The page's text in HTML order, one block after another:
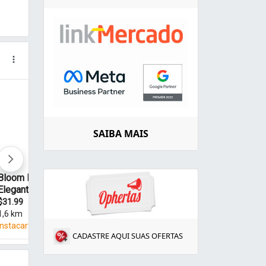
SAIBA MAIS
CADASTRE AQUI SUAS OFERTAS